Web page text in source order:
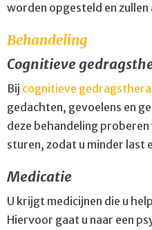
worden opgesteld en
Behandeling
Cognitieve
Bij cognitieve
gedachten, gevoelens en
deze behandeling
sturen, zodat u minder last
Medicatie
U krijgt medicijnen die u
Hiervoor gaat u naar een